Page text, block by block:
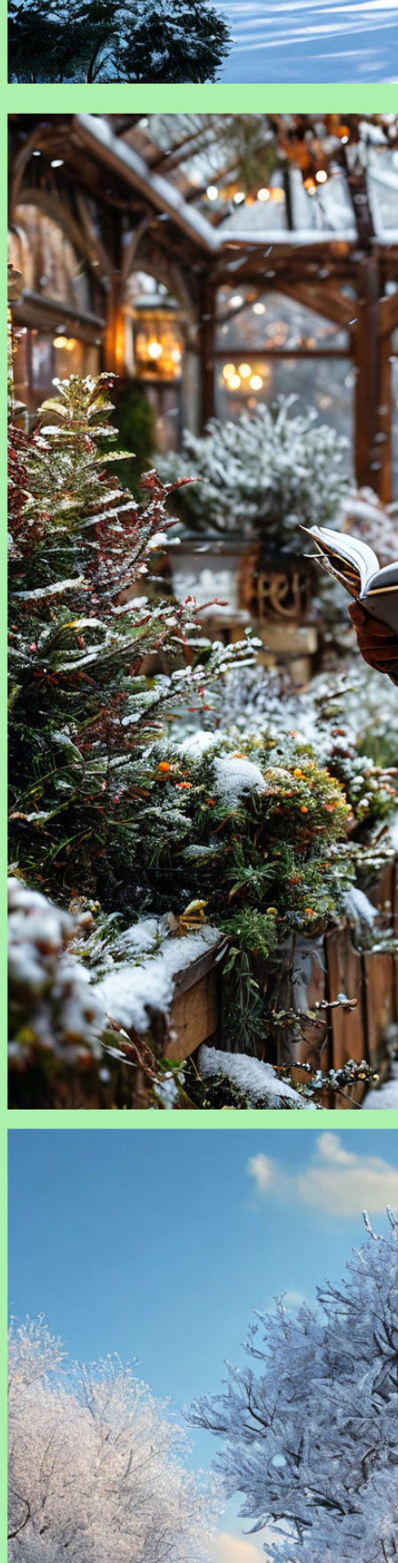
Растения, которые не боятся морозов: подборка для
вашего сада
Что делать садовнику в декабре: план работ